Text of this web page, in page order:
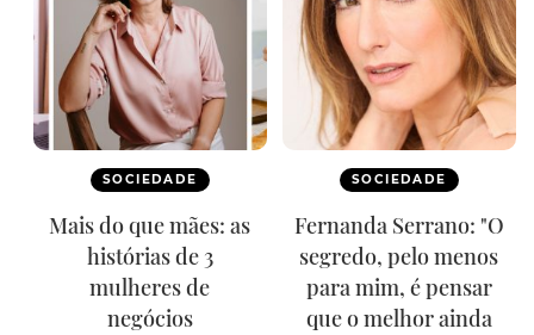
SOCIEDADE
Mais do que mães: as
histórias de 3
mulheres de
negócios
SOCIEDADE
Fernanda Serrano: "O
segredo, pelo menos
para mim, é pensar
que o melhor ainda